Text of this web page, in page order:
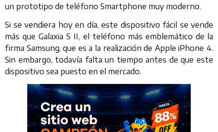
un prototipo de teléfono Smartphone muy moderno.
Si se vendiera hoy en día, este dispositivo fácil se vende
más que Galaxia S II, el teléfono más emblemático de la
firma Samsung, que es a la realización de Apple iPhone 4.
Sin embargo, todavía falta un tiempo antes de que este
dispositivo sea puesto en el mercado.